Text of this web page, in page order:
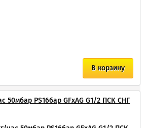
В корзину
50мбар PS16бар GFxAG G1/2 ПСК СНГ